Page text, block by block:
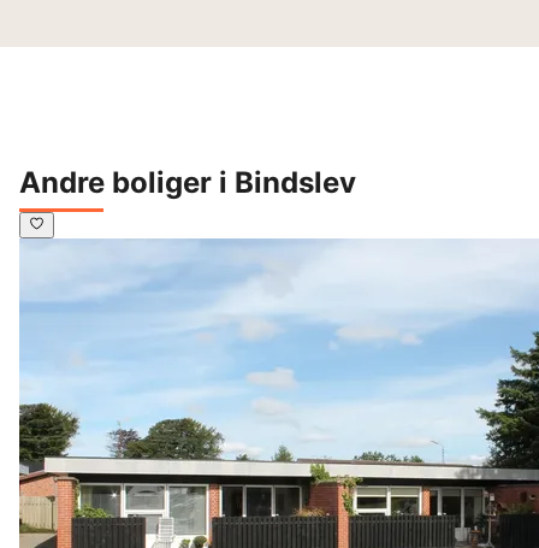
Andre boliger i Bindslev